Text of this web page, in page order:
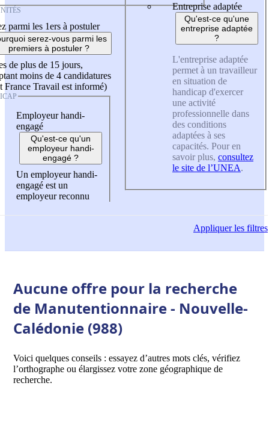
parmi les 1ers à postuler
serez-vous parmi les
premiers à postuler ?
de plus de 15 jours,
moins de 4 candidatures
France Travail est informé)
Employeur handi-
engagé
Qu'est-ce qu'un
employeur handi-
engagé ?
Un employeur handi-
engagé est un
employeur reconnu
Entreprise adaptée
Qu'est-ce qu'une
entreprise adaptée
?
L'entreprise adaptée
permet à un travailleur
en situation de
handicap d'exercer
une activité
professionnelle dans
des conditions
adaptées à ses
capacités. Pour en
savoir plus, consultez
le site de l’UNEA.
Appliquerles filtres
Aucune offre pour la recherche
de Manutentionnaire - Nouvelle-
Calédonie (988)
Voici quelques conseils : essayez d’autres mots clés, vérifiez
l’orthographe ou élargissez votre zone géographique de
recherche.